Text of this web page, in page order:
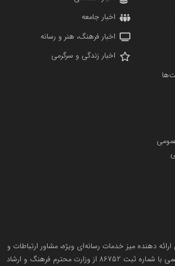
نهادهای مردمی
فولاد در کشور
اخبار جامعه
اخبار فرهنگ، هنر و رسانه
اخبار زندگی و سرگرمی
دهنده میز خدمات رسانه‌ای ویژه، مشاور ارتباطات و
رسانه و دارنده مجوز رسانه رسمی با شماره ثبت 86752 از وزارت محترم فرهنگ و ارشاد